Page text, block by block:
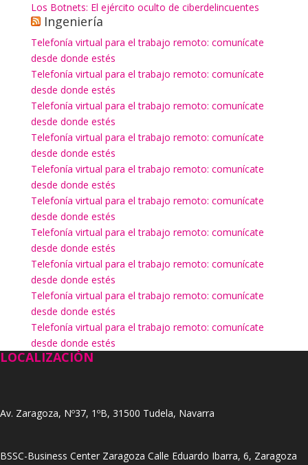
Los Botnets: El ejército oculto de ciberdelincuentes
Ingeniería
Telefonía virtual para el trabajo remoto: comunícate
desde donde estés
Telefonía virtual para el trabajo remoto: comunícate
desde donde estés
Telefonía virtual para el trabajo remoto: comunícate
desde donde estés
Telefonía virtual para el trabajo remoto: comunícate
desde donde estés
Telefonía virtual para el trabajo remoto: comunícate
desde donde estés
Telefonía virtual para el trabajo remoto: comunícate
desde donde estés
Telefonía virtual para el trabajo remoto: comunícate
desde donde estés
Telefonía virtual para el trabajo remoto: comunícate
desde donde estés
Telefonía virtual para el trabajo remoto: comunícate
desde donde estés
Telefonía virtual para el trabajo remoto: comunícate
desde donde estés
LOCALIZACIÓN
Av. Zaragoza, Nº37, 1ºB, 31500 Tudela, Navarra
BSSC-Business Center Zaragoza Calle Eduardo Ibarra, 6, Zaragoza